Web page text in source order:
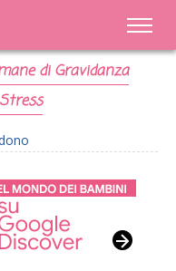
di Gravidanza